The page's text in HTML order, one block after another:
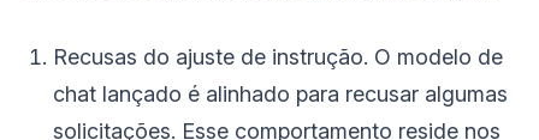
Recusas do ajuste de instrução. O modelo de
chat lançado é alinhado para recusar algumas
solicitações. Esse comportamento reside nos